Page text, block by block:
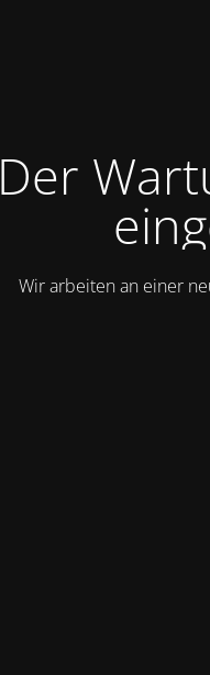
Der
Wir arbeiten an einer